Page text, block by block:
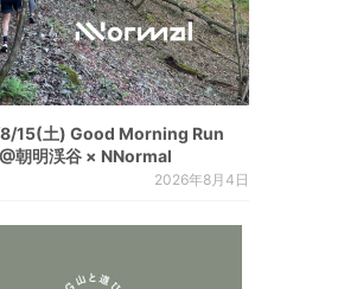
15(土) Good Morning Run
朝明渓谷 × NNormal
2026年8月4日